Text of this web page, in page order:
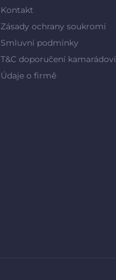
Kontakt
Zásady ochrany soukromí
Smluvní podmínky
T&C doporučení kamarádovi
Údaje o firmě